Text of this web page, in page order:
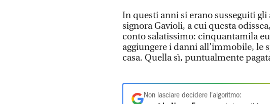
In questi anni si erano susseguiti
signora Gavioli, a cui questa
conto salatissimo: cinquantamila
aggiungere i danni all’immobile, le
casa. Quella sì, puntualmente
Non lasciare decidere l'algoritmo: